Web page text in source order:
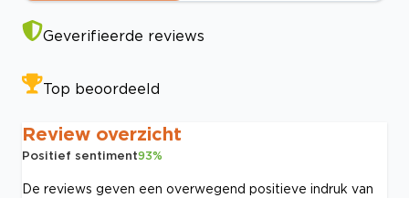
Geverifieerde reviews
Top beoordeeld
Review overzicht
Positief sentiment93%
De reviews geven een overwegend positieve indruk van